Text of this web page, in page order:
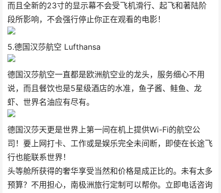
而且全新的23寸的显示幕不会受飞机滑行、起飞和著陆阶
段所影响，不会强行停止你正在观看的电影！
5.德国汉莎航空 Lufthansa
德国汉莎航空一直都是欧洲航空业的龙头，服务细心不用
说，而且餐饮也是5星级酒店的水准，鱼子酱、鲑鱼、龙
虾、世界名油应有尽有。
德国汉莎天更是世界上第一间在机上提供Wi-Fi的航空公
司！要上网打卡、工作或是娱乐完全未间断，即使在长途飞
行也能联系世界！
头等舱所获得的奢华享受当然和价格是成正比的。未有太多
预算？不用担心，南极洲旅行定制可以帮你。立即电话咨询